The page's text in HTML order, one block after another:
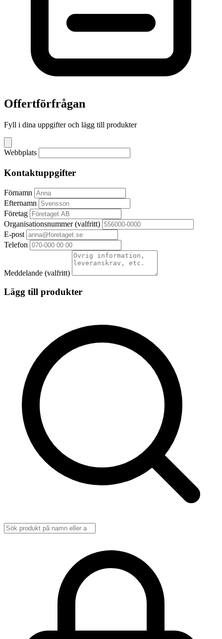
Offertförfrågan
Fyll i dina uppgifter och lägg till produkter
Webbplats
Kontaktuppgifter
Förnamn
Efternamn
Företag
Organisationsnummer(valfritt)
E-post
Telefon
Meddelande (valfritt)
Lägg till produkter